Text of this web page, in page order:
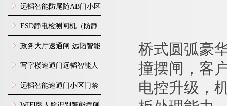
机
远韬智能防尾随AB门小区
门禁闸机安装
​ESD静电检测闸机（防静
电门禁通道系统）
政务大厅速通闸 远韬智能
防尾随静音速通门
写字楼速通门远韬智能人
脸识别快速通道闸
远韬智能速通门小区门禁
闸机食堂消费摆闸
桥式圆弧豪
撞摆闸，客
电控升级，